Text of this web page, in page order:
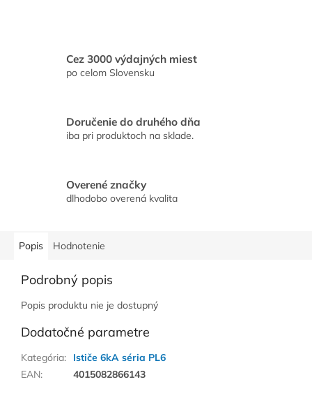
Cez 3000 výdajných miest
po celom Slovensku
Doručenie do druhého dňa
iba pri produktoch na sklade.
Overené značky
dlhodobo overená kvalita
Popis Hodnotenie
Podrobný popis
Popis produktu nie je dostupný
Dodatočné parametre
Kategória:
Ističe 6kA séria PL6
EAN: 4015082866143